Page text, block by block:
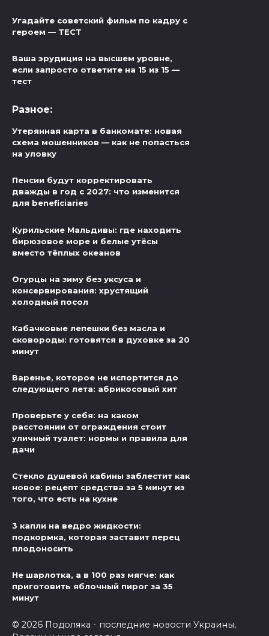
Угадайте советский фильм по кадру с
героем — ТЕСТ
Ваша эрудиция на высшем уровне,
если запросто ответите на 15 из 15 —
тест
Разное:
Утерянная карта в банкомате: новая
схема мошенников — как не попасться
на уловку
Пенсии будут корректировать
дважды в год с 2027: что изменится
для beneficiaries
Курильские Мальдивы: где находить
бирюзовое море и белые утёсы
вместо тёплых океанов
Огурцы на зиму без уксуса и
консервирования: хрустящий
холодный посол
Кабачковые лепешки без масла и
сковороды: готовятся в духовке за 20
минут
Варенье, которое не испортится до
следующего лета: абрикосовый хит
Проверьте у себя: на каком
расстоянии от ограждения стоит
уличный туалет: нормы и правила для
дачи
Стекло душевой кабины заблестит как
новое: рецепт средства за 5 минут из
того, что есть на кухне
3 капли на ведро жидкости:
подкормка, которая заставит перец
плодоносить
Не шарлотка, а в 100 раз мягче: как
приготовить яблочный пирог за 35
минут
© 2026 Подоляка - последние новости Украины,